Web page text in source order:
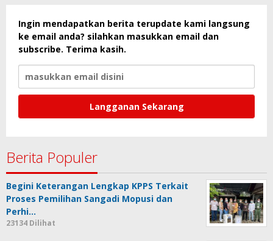
Ingin mendapatkan berita terupdate kami langsung
ke email anda? silahkan masukkan email dan
subscribe. Terima kasih.
Berita Populer
Begini Keterangan Lengkap KPPS Terkait
Proses Pemilihan Sangadi Mopusi dan
Perhi…
23134 Dilihat